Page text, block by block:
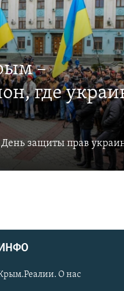
–
где
День защиты прав
ИНФО
О нас